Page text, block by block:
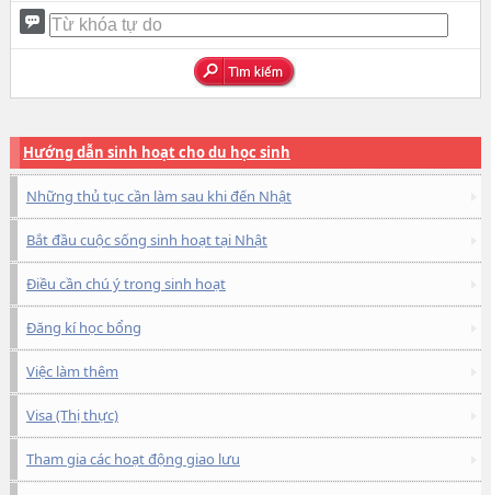
Hướng dẫn sinh hoạt cho du học sinh
Những thủ tục cần làm sau khi đến Nhật
Bắt đầu cuộc sống sinh hoạt tại Nhật
Điều cần chú ý trong sinh hoạt
Đăng kí học bổng
Việc làm thêm
Visa (Thị thực)
Tham gia các hoạt động giao lưu